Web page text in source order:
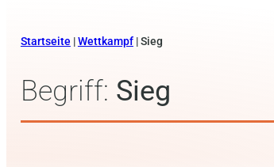
Startseite |Wettkampf|Sieg
Begriff: Sieg